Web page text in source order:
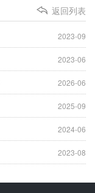
返回列表
2023-09
2023-06
2026-06
2025-09
2024-06
2023-08